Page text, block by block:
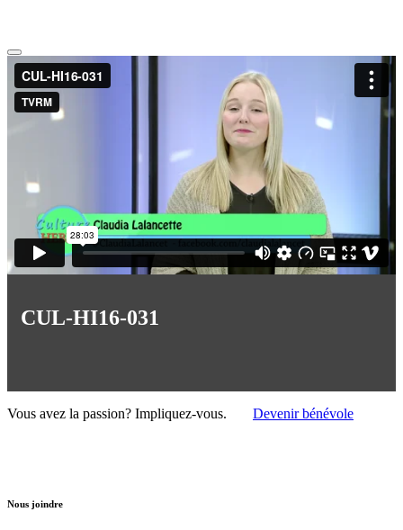
CUL-HI16-031
Vous avez la passion? Impliquez-vous. Devenir bénévole
Nous joindre